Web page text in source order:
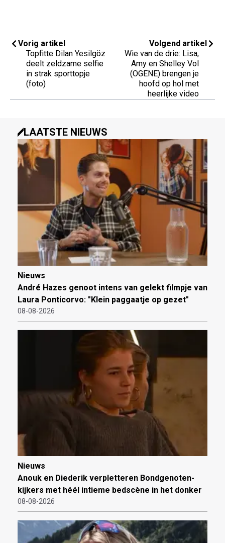
Vorig artikel
Topfitte Dilan Yesilgöz
deelt zeldzame selfie
in strak sporttopje
(foto)
Volgend artikel
Wie van de drie: Lisa,
Amy en Shelley Vol
(OGENE) brengen je
hoofd op hol met
heerlijke video
LAATSTE NIEUWS
Nieuws
André Hazes genoot intens van gelekt filmpje van
Laura Ponticorvo: "Klein paggaatje op gezet"
08-08-2026
Nieuws
Anouk en Diederik verpletteren Bondgenoten-
kijkers met héél intieme bedscène in het donker
08-08-2026